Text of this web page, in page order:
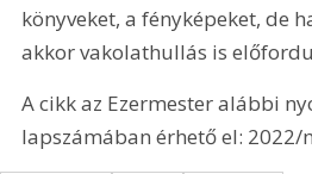
könyveket, a fényképeket, de
akkor vakolathullás is
A cikk az Ezermester alábbi
lapszámában érhető el: 2022/